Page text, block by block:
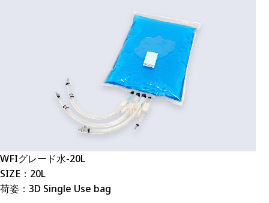
WFIグレード水-20L
SIZE：20L
荷姿：3D Single Use bag